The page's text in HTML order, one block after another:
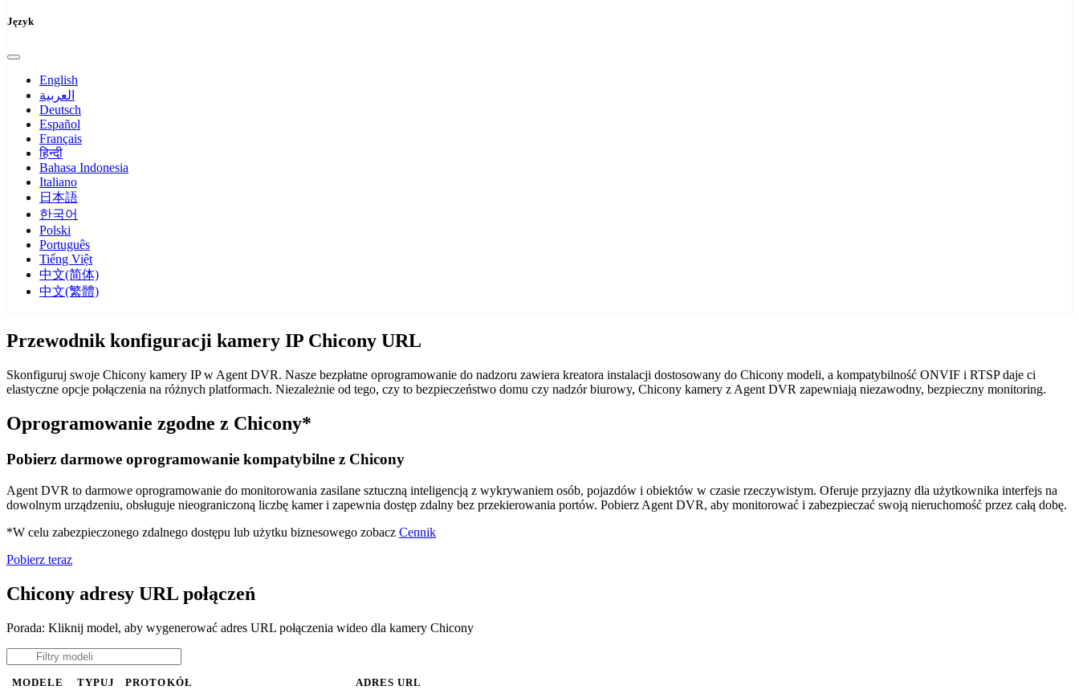
Język
English
العربية
Deutsch
Español
Français
हिन्दी
Bahasa Indonesia
Italiano
日本語
한국어
Polski
Português
Tiếng Việt
中文(简体)
中文(繁體)
Przewodnik konfiguracji kamery IP Chicony URL
Skonfiguruj swoje Chicony kamery IP w Agent DVR. Nasze bezpłatne oprogramowanie do nadzoru zawiera kreatora instalacji dostosowany do Chicony modeli, a kompatybilność ONVIF i RTSP daje ci
elastyczne opcje połączenia na różnych platformach. Niezależnie od tego, czy to bezpieczeństwo domu czy nadzór biurowy, Chicony kamery z Agent DVR zapewniają niezawodny, bezpieczny monitoring.
Oprogramowanie zgodne z Chicony*
Pobierz darmowe oprogramowanie kompatybilne z Chicony
Agent DVR to darmowe oprogramowanie do monitorowania zasilane sztuczną inteligencją z wykrywaniem osób, pojazdów i obiektów w czasie rzeczywistym. Oferuje przyjazny dla użytkownika interfejs na
dowolnym urządzeniu, obsługuje nieograniczoną liczbę kamer i zapewnia dostęp zdalny bez przekierowania portów. Pobierz Agent DVR, aby monitorować i zabezpieczać swoją nieruchomość przez całą dobę.
*W celu zabezpieczonego zdalnego dostępu lub użytku biznesowego zobacz Cennik
Pobierz teraz
Chicony adresy URL połączeń
Porada: Kliknij model, aby wygenerować adres URL połączenia wideo dla kamery Chicony
MODELE TYPUJ PROTOKÓŁ ADRES URL